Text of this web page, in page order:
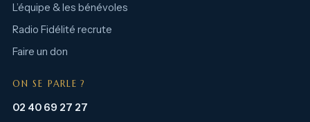
L’équipe & les bénévoles
Radio Fidélité recrute
Faire un don
ON SE PARLE ?
02 40 69 27 27